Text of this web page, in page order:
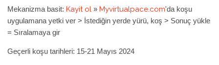
Mekanizma basit: Kayit ol » Myvirtualpace.com'da koşu
uygulamana yetki ver > İstediğin yerde yürü, koş > Sonuç yükle
= Sıralamaya gir
Geçerli koşu tarihleri: 15-21 Mayıs 2024